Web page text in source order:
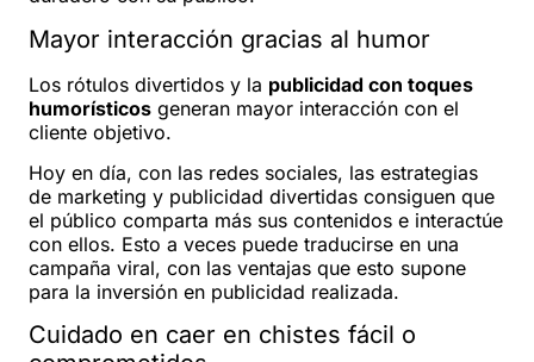
Mayor interacción gracias al humor
Los rótulos divertidos y la publicidad con toques
humorísticos generan mayor interacción con el
cliente objetivo.
Hoy en día, con las redes sociales, las estrategias
de marketing y publicidad divertidas consiguen que
el público comparta más sus contenidos e interactúe
con ellos. Esto a veces puede traducirse en una
campaña viral, con las ventajas que esto supone
para la inversión en publicidad realizada.
Cuidado en caer en chistes fácil o